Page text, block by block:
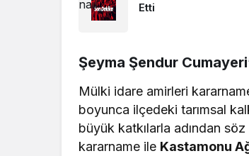
Etti
Şeyma Şendur
Mülki idare amirleri
boyunca ilçedeki tarımsal
büyük katkılarla adından
kararname ile Kastamonu